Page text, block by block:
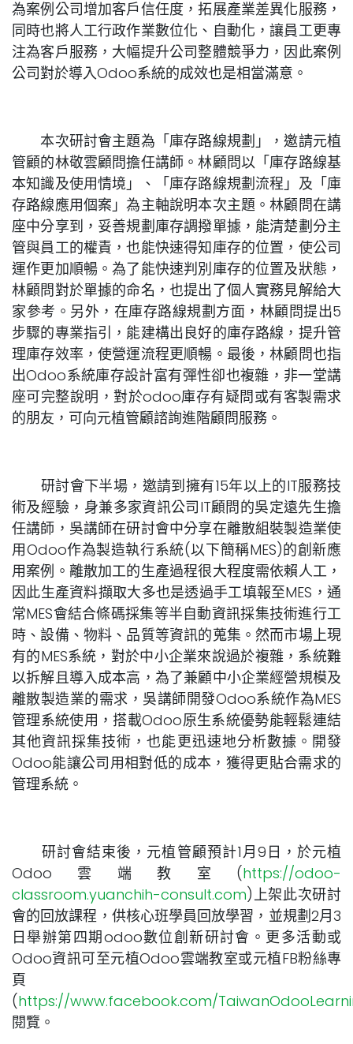
為案例公司增加客戶信任度，拓展產業差異化服務，
同時也將人工行政作業數位化、自動化，讓員工更專
注為客戶服務，大幅提升公司整體競爭力，因此案例
公司對於導入Odoo系統的成效也是相當滿意。
本次研討會主題為「庫存路線規劃」，邀請元植
管顧的林敬雲顧問擔任講師。林顧問以「庫存路線基
本知識及使用情境」、「庫存路線規劃流程」及「庫
存路線應用個案」為主軸說明本次主題。林顧問在講
座中分享到，妥善規劃庫存調撥單據，能清楚劃分主
管與員工的權責，也能快速得知庫存的位置，使公司
運作更加順暢。為了能快速判別庫存的位置及狀態，
林顧問對於單據的命名，也提出了個人實務見解給大
家參考。另外，在庫存路線規劃方面，林顧問提出5
步驟的專業指引，能建構出良好的庫存路線，提升管
理庫存效率，使營運流程更順暢。最後，林顧問也指
出Odoo系統庫存設計富有彈性卻也複雜，非一堂講
座可完整說明，對於odoo庫存有疑問或有客製需求
的朋友，可向元植管顧諮詢進階顧問服務。
研討會下半場，邀請到擁有15年以上的IT服務技
術及經驗，身兼多家資訊公司IT顧問的吳定遠先生擔
任講師，吳講師在研討會中分享在離散組裝製造業使
用Odoo作為製造執行系統(以下簡稱MES)的創新應
用案例。離散加工的生產過程很大程度需依賴人工，
因此生產資料擷取大多也是透過手工填報至MES，通
常MES會結合條碼採集等半自動資訊採集技術進行工
時、設備、物料、品質等資訊的蒐集。然而市場上現
有的MES系統，對於中小企業來說過於複雜，系統難
以拆解且導入成本高，為了兼顧中小企業經營規模及
離散製造業的需求，吳講師開發Odoo系統作為MES
管理系統使用，搭載Odoo原生系統優勢能輕鬆連結
其他資訊採集技術，也能更迅速地分析數據。開發
Odoo能讓公司用相對低的成本，獲得更貼合需求的
管理系統。
研討會結束後，元植管顧預計1月9日，於元植
Odoo雲端教室(https://odoo-
classroom.yuanchih-consult.com)上架此次研討
會的回放課程，供核心班學員回放學習，並規劃2月3
日舉辦第四期odoo數位創新研討會。更多活動或
Odoo資訊可至元植Odoo雲端教室或元植FB粉絲專
頁
(https://www.facebook.com/
閱覽。